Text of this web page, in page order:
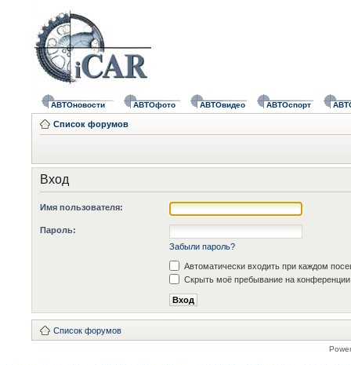
АВТОновости АВТОфото АВТОвидео АВТОспорт
Список форумов
Вход
Имя пользователя:
Пароль:
Забыли пароль?
Автоматически входить при каждом
Скрыть моё пребывание на конференции
Список форумов